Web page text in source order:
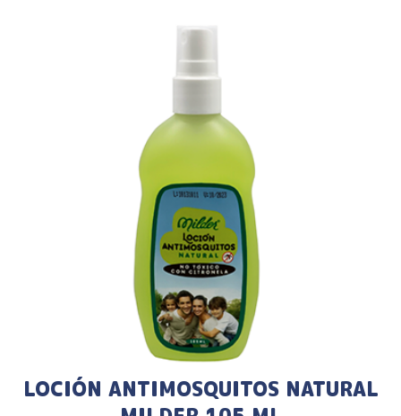
LOCIÓN ANTIMOSQUITOS NATURAL